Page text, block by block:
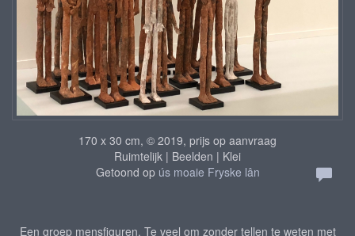
170 x 30 cm, © 2019, prijs op aanvraag
Ruimtelijk | Beelden | Klei
Getoond op ús moaie Fryske lân
Een groep mensfiguren. Te veel om zonder tellen te weten met